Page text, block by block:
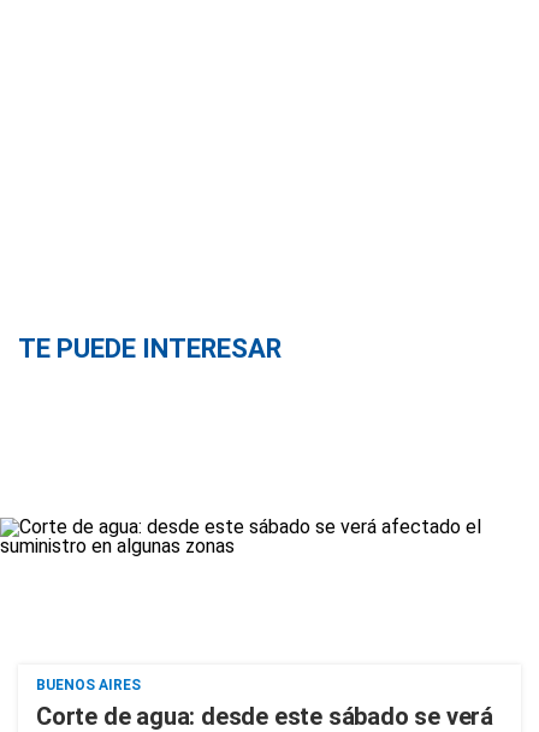
TE PUEDE INTERESAR
BUENOS AIRES
Corte de agua: desde este sábado se verá